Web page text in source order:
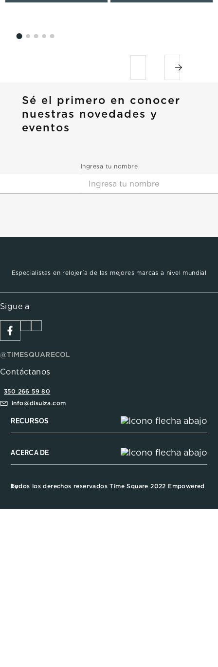
Sé el primero en conocer
nuestras novedades y
eventos
Ingresa tu nombre
Especialistas en relojería de las mejores marcas a nivel mundial
Sigue a
@TIMESQUARECOL
Contáctanos
350 266 59 80
info@disuiza.com
RECURSOS
ACERCA DE
Todos los derechos reservados Time Square 2022 Empowered by